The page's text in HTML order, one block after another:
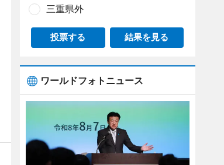
三重県外
投票する 結果を見る
ワールドフォトニュース